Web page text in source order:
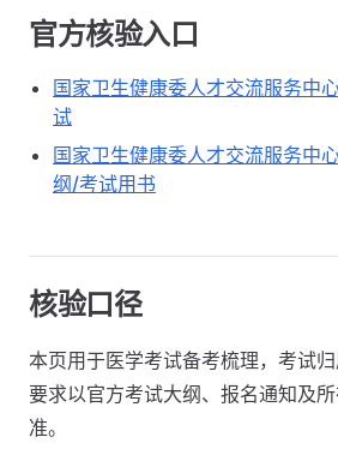
官方核验入口
国家卫生健康委人才交流服务中
试
国家卫生健康委人才交流服务中
纲/考试用书
核验口径
本页用于医学考试备考梳理，考试
要求以官方考试大纲、报名通知及
准。